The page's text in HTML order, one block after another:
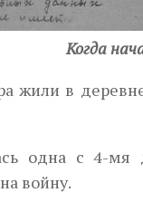
Когда
жили в
одна с 4-
войну.